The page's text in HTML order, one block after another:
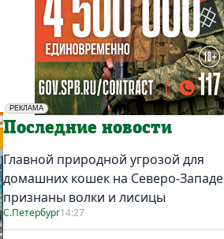
РЕКЛАМА
Социальная реклама
Последние новости
Главной природной угрозой для
домашних кошек на Северо-Западе
признаны волки и лисицы
С.Петербург14:27